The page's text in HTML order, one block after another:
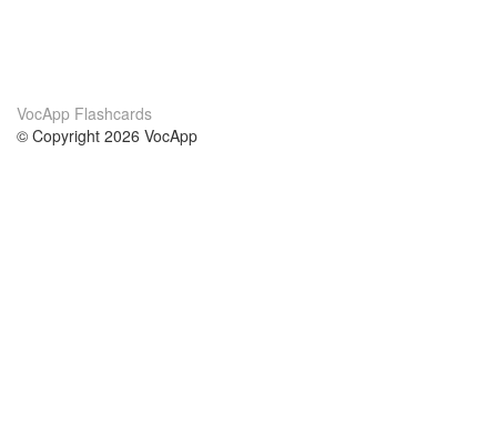
VocApp Flashcards
© Copyright 2026 VocApp